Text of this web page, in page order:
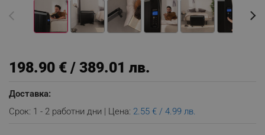
198.90 € / 389.01 лв.
Доставка:
Срок: 1 - 2 работни дни | Цена: 2.55 € / 4.99 лв.